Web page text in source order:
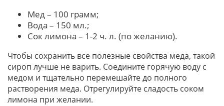
Мед – 100 грамм;
Вода – 150 мл.;
Сок лимона – 1-2 ч. л. (по желанию).
Чтобы сохранить все полезные свойства меда, такой
сироп лучше не варить. Соедините горячую воду с
медом и тщательно перемешайте до полного
растворения меда. Отрегулируйте сладость соком
лимона при желании.